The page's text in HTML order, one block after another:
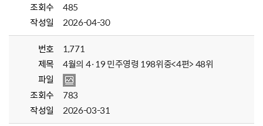
조회수
485
작성일
2026-04-30
번호
1,771
제목
4월의 4·19 민주영령 198위중<4편> 48위
파일
조회수
783
작성일
2026-03-31